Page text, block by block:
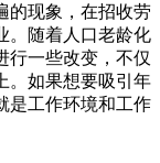
的现象，在招收劳
。随着人口老龄化
行一些改变，不仅
。如果想要吸引年
是工作环境和工作